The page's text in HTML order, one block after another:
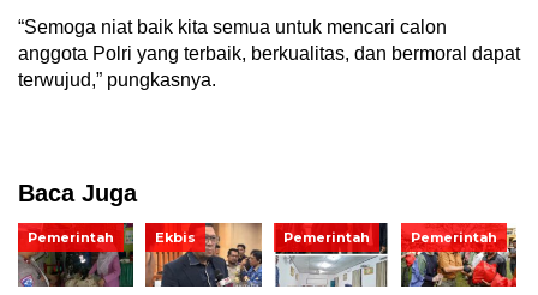
“Semoga niat baik kita semua untuk mencari calon
anggota Polri yang terbaik, berkualitas, dan bermoral dapat
terwujud,” pungkasnya.
Baca Juga
Pemerintah Ekbis Pemerintah Pemerintah